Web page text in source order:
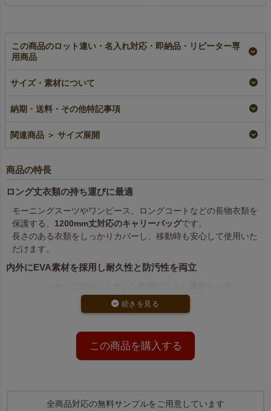
この商品のロット違い・名入れ対応・即納品・リピーター専
用商品
専用】テーラーバッ
グ ロング丈｜120枚
入
60,720
120枚入
名入れ
即納品
サイズ・素材について
納期・送料・その他特記事項
関連商品 ＞ サイズ展開
商品の特長
ロング丈衣類の持ち運びに最適
モーニングスーツやワンピース、ロングコートなどの長物衣類を
保護する、 1200mm丈対応のキャリーバッグです。
長さのある衣類をしっかりカバーし、移動時も安心して使用いた
だけます。
内外にEVA素材を採用し耐久性と防汚性を両立
衝撃に強く、水や汚れにも強いため、業務用としても安心の耐久
キャリーハンガーとの併用でシワ防止
式場・ホテル・店舗からの配送や移動販売にもおすすめです。
この商品を購入する
全商品対応の無料サンプルをご用意しています